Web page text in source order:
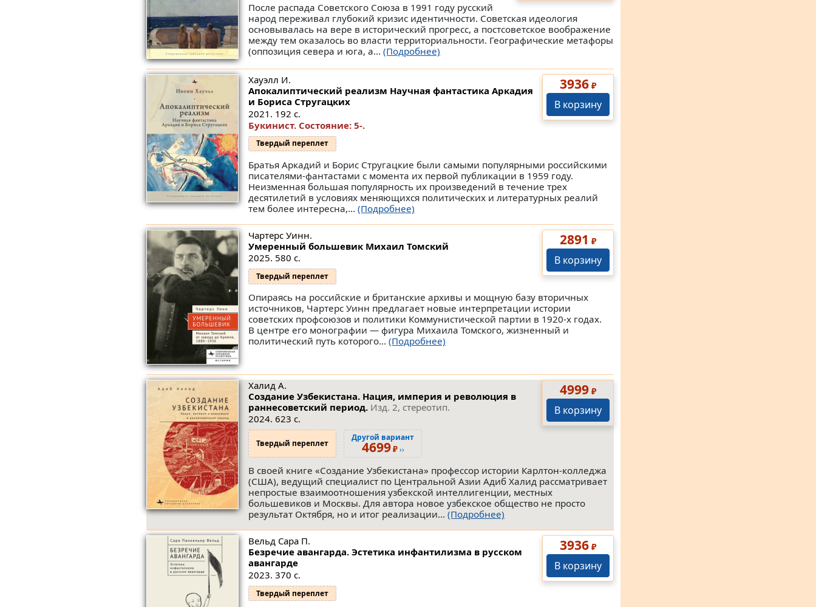
После распада Советского Союза в 1991 году русский
народ переживал глубокий кризис идентичности. Советская идеология
основывалась на вере в исторический прогресс, а постсоветское воображение
между тем оказалось во власти территориальности. Географические метафоры
(оппозиция севера и юга, а... (Подробнее)
3936 ₽
В корзину
Хауэлл И.
Апокалиптический реализм Научная фантастика Аркадия
и Бориса Стругацких
2021. 192 с.
Букинист. Состояние: 5-.
Твердый переплет
Братья Аркадий и Борис Стругацкие были самыми популярными российскими
писателями-фантастами с момента их первой публикации в 1959 году.
Неизменная большая популярность их произведений в течение трех
десятилетий в условиях меняющихся политических и литературных реалий
тем более интересна,... (Подробнее)
2891 ₽
В корзину
Чартерс Уинн.
Умеренный большевик Михаил Томский
2025. 580 с.
Твердый переплет
Опираясь на российские и британские архивы и мощную базу вторичных
источников, Чартерс Уинн предлагает новые интерпретации истории
советских профсоюзов и политики Коммунистической партии в 1920-х годах.
В центре его монографии — фигура Михаила Томского, жизненный и
политический путь которого... (Подробнее)
4999 ₽
В корзину
Халид А.
Создание Узбекистана. Нация, империя и революция в
раннесоветский период. Изд. 2, стереотип.
2024. 623 с.
Твердый переплет
Другой вариант
4699₽››
В своей книге «Создание Узбекистана» профессор истории Карлтон-колледжа
(США), ведущий специалист по Центральной Азии Адиб Халид рассматривает
непростые взаимоотношения узбекской интеллигенции, местных
большевиков и Москвы. Для автора новое узбекское общество не просто
результат Октября, но и итог реализации... (Подробнее)
3936 ₽
В корзину
Вельд Сара П.
Безречие авангарда. Эстетика инфантилизма в русском
авангардe
2023. 370 с.
Твердый переплет